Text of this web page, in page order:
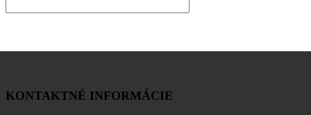
KONTAKTNÉ INFORMÁCIE